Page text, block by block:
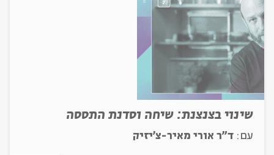
שינוי בצנצנת: שיחה וסדנת התססה
עם: ד"ר אורי מאיר-צ'יזיק